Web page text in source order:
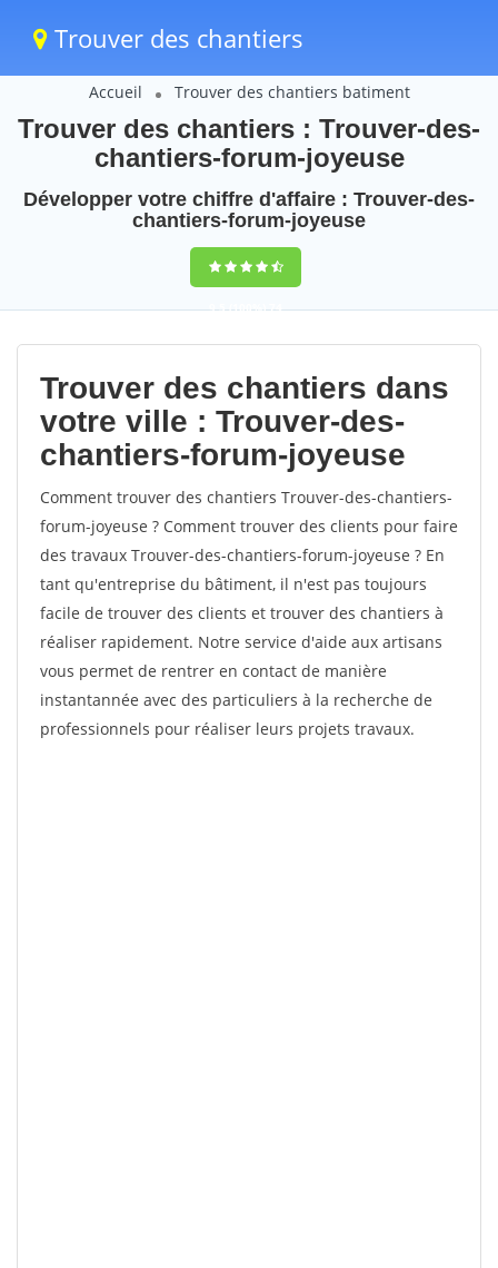
Trouver des chantiers
Accueil Trouver des chantiers batiment
Trouver des chantiers : Trouver-des-
chantiers-forum-joyeuse
Développer votre chiffre d'affaire : Trouver-des-
chantiers-forum-joyeuse
9,5(100%)74
votes
Trouver des chantiers dans
votre ville : Trouver-des-
chantiers-forum-joyeuse
Comment trouver des chantiers Trouver-des-chantiers-
forum-joyeuse ? Comment trouver des clients pour faire
des travaux Trouver-des-chantiers-forum-joyeuse ? En
tant qu'entreprise du bâtiment, il n'est pas toujours
facile de trouver des clients et trouver des chantiers à
réaliser rapidement. Notre service d'aide aux artisans
vous permet de rentrer en contact de manière
instantannée avec des particuliers à la recherche de
professionnels pour réaliser leurs projets travaux.